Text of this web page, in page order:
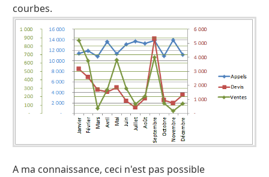
courbes.
A ma connaissance, ceci n'est pas possible